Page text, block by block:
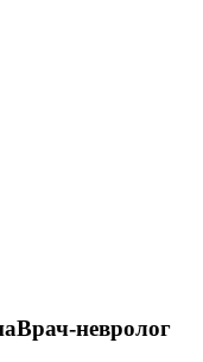
Врач-невролог